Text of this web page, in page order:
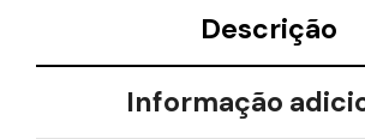
Descrição
Informação